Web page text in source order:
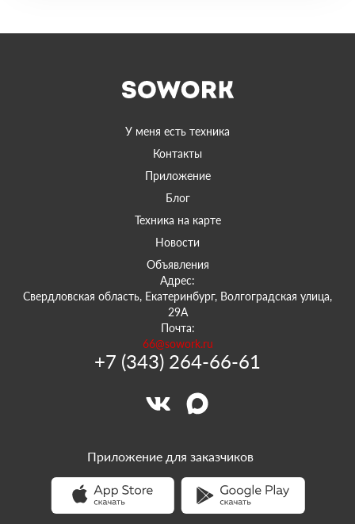
У меня есть техника
Контакты
Приложение
Блог
Техника на карте
Новости
Объявления
Адрес:
Свердловская область, Екатеринбург, Волгоградская улица,
29А
Почта:
66@sowork.ru
+7 (343) 264-66-61
Приложение для заказчиков